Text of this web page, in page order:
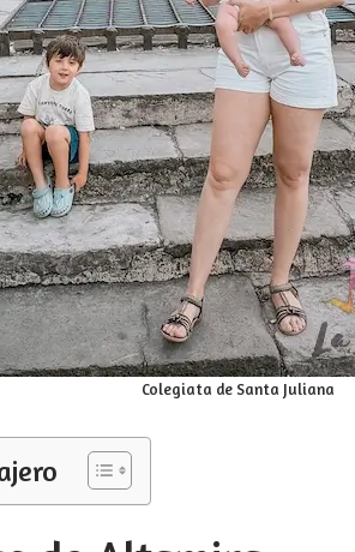
Colegiata de Santa Juliana